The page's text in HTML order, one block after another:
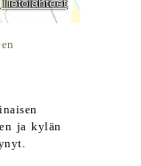
ja kylän